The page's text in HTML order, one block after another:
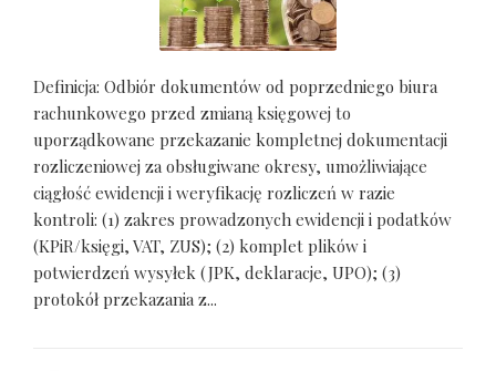
Definicja: Odbiór dokumentów od poprzedniego biura
rachunkowego przed zmianą księgowej to
uporządkowane przekazanie kompletnej dokumentacji
rozliczeniowej za obsługiwane okresy, umożliwiające
ciągłość ewidencji i weryfikację rozliczeń w razie
kontroli: (1) zakres prowadzonych ewidencji i podatków
(KPiR/księgi, VAT, ZUS); (2) komplet plików i
potwierdzeń wysyłek (JPK, deklaracje, UPO); (3)
protokół przekazania z...